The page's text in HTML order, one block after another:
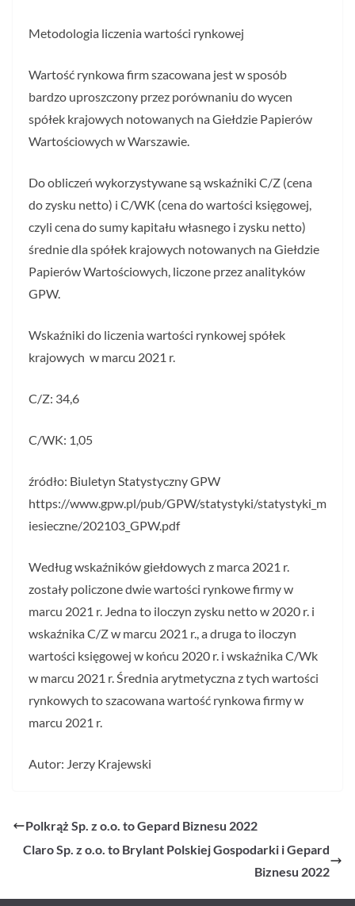
Metodologia liczenia wartości rynkowej
Wartość rynkowa firm szacowana jest w sposób
bardzo uproszczony przez porównaniu do wycen
spółek krajowych notowanych na Giełdzie Papierów
Wartościowych w Warszawie.
Do obliczeń wykorzystywane są wskaźniki C/Z (cena
do zysku netto) i C/WK (cena do wartości księgowej,
czyli cena do sumy kapitału własnego i zysku netto)
średnie dla spółek krajowych notowanych na Giełdzie
Papierów Wartościowych, liczone przez analityków
GPW.
Wskaźniki do liczenia wartości rynkowej spółek
krajowych w marcu 2021 r.
C/Z: 34,6
C/WK: 1,05
źródło: Biuletyn Statystyczny GPW
https://www.gpw.pl/pub/GPW/statystyki/statystyki_m
iesieczne/202103_GPW.pdf
Według wskaźników giełdowych z marca 2021 r.
zostały policzone dwie wartości rynkowe firmy w
marcu 2021 r. Jedna to iloczyn zysku netto w 2020 r. i
wskaźnika C/Z w marcu 2021 r., a druga to iloczyn
wartości księgowej w końcu 2020 r. i wskaźnika C/Wk
w marcu 2021 r. Średnia arytmetyczna z tych wartości
rynkowych to szacowana wartość rynkowa firmy w
marcu 2021 r.
Autor: Jerzy Krajewski
Polkrąż Sp. z o.o. to Gepard Biznesu 2022
Claro Sp. z o.o. to Brylant Polskiej Gospodarki i Gepard
Biznesu 2022